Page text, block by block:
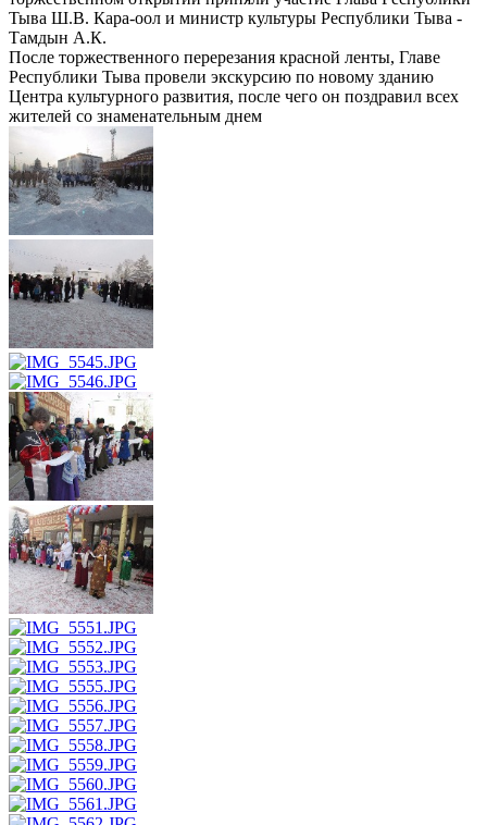
Тыва Ш.В. Кара-оол и министр культуры Республики Тыва -
Тамдын А.К.
После торжественного перерезания красной ленты, Главе
Республики Тыва провели экскурсию по новому зданию
Центра культурного развития, после чего он поздравил всех
жителей со знаменательным днем